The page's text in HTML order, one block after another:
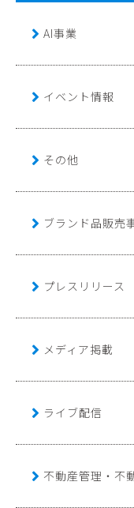
AI事業
イベント情報
その他
ブランド品販売
プレスリリース
メディア掲載
ライブ配信
不動産管理・不